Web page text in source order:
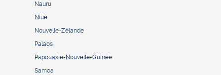
Nauru
Niue
Nouvelle-Zélande
Palaos
Papouasie-Nouvelle-Guinée
Samoa